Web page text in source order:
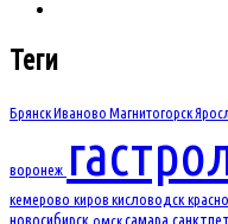
Теги
БрянскИваново Магнитогорск
воронеж
кемерово киров кисловодск
новосибирск омсксамара